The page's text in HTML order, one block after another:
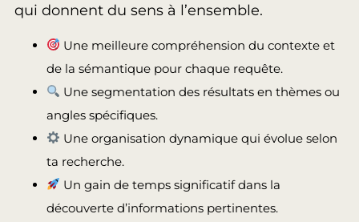
qui donnent du sens à l’ensemble.
Une meilleure compréhension du contexte et
de la sémantique pour chaque requête.
Une segmentation des résultats en thèmes ou
angles spécifiques.
Une organisation dynamique qui évolue selon
ta recherche.
Un gain de temps significatif dans la
découverte d’informations pertinentes.